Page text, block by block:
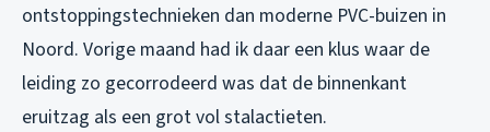
ontstoppingstechnieken dan moderne PVC-buizen in
Noord. Vorige maand had ik daar een klus waar de
leiding zo gecorrodeerd was dat de binnenkant
eruitzag als een grot vol stalactieten.